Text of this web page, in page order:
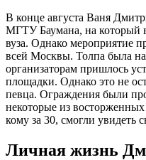
В конце августа Ваня
МГТУ Баумана, на который
вуза. Однако мероприятие
всей Москвы. Толпа была
организаторам пришлось
площадки. Однако это не
певца. Ограждения были
некоторые из
кому за 30, смогли увидеть
Личная жизнь